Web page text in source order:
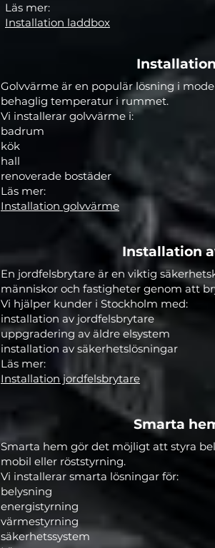
Läs mer:
Installation laddbox
Golvvärme är en populär lösning i
behaglig temperatur i rummet.
Vi installerar golvvärme i:
badrum
kök
hall
renoverade bostäder
Läs mer:
Installation golvvärme
Installation
En jordfelsbrytare är en viktig
människor och fastigheter genom att
Vi hjälper kunder i Stockholm med:
installation av jordfelsbrytare
uppgradering av äldre elsystem
installation av säkerhetslösningar
Läs mer:
Installation jordfelsbrytare
Smarta
Smarta hem gör det möjligt att styra
mobil eller röststyrning.
Vi installerar smarta lösningar för:
belysning
energistyrning
värmestyrning
säkerhetssystem